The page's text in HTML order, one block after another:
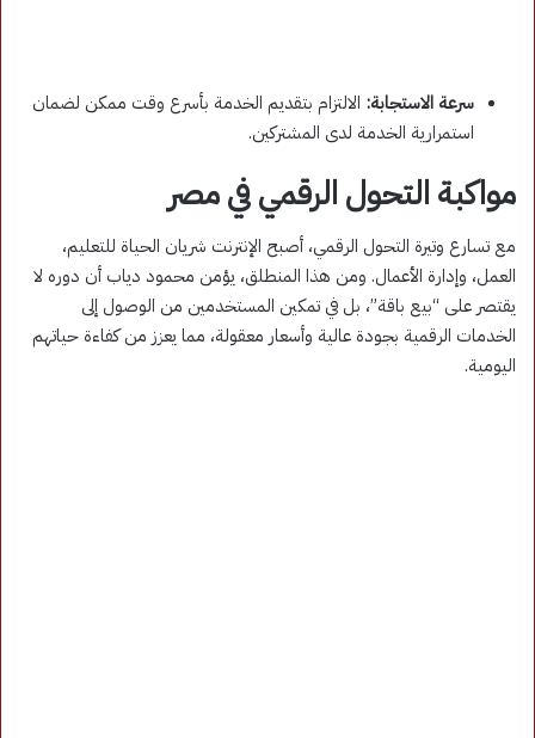
سرعة الاستجابة: الالتزام بتقديم الخدمة بأسرع وقت ممكن لضمان
استمرارية الخدمة لدى المشتركين.
مواكبة التحول الرقمي في مصر
مع تسارع وتيرة التحول الرقمي، أصبح الإنترنت شريان الحياة للتعليم،
العمل، وإدارة الأعمال. ومن هذا المنطلق، يؤمن محمود دياب أن دوره لا
يقتصر على “بيع باقة”، بل في تمكين المستخدمين من الوصول إلى
الخدمات الرقمية بجودة عالية وأسعار معقولة، مما يعزز من كفاءة حياتهم
اليومية.